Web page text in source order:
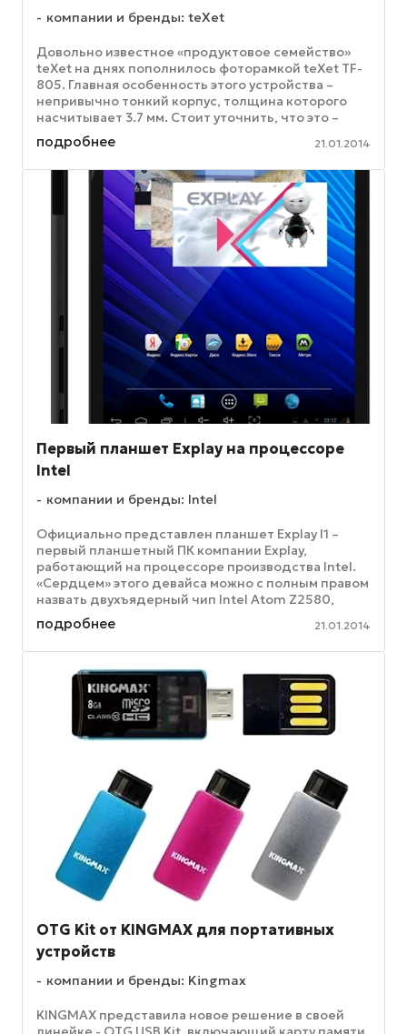
компании и бренды: teXet
Довольно известное «продуктовое семейство»
teXet на днях пополнилось фоторамкой teXet TF-
805. Главная особенность этого устройства –
непривычно тонкий корпус, толщина которого
насчитывает 3.7 мм. Стоит уточнить, что это –
толщина только самого ...
подробнее 21.01.2014
Первый планшет Explay на процессоре
Intel
компании и бренды: Intel
Официально представлен планшет Explay I1 –
первый планшетный ПК компании Explay,
работающий на процессоре производства Intel.
«Сердцем» этого девайса можно с полным правом
назвать двухъядерный чип Intel Atom Z2580,
тактовая частота работы которого ...
подробнее 21.01.2014
OTG Kit от KINGMAX для портативных
устройств
компании и бренды: Kingmax
KINGMAX представила новое решение в своей